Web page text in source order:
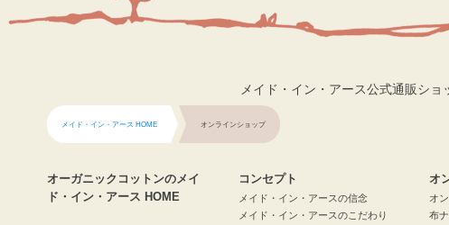
メイド・イン・アース公式通販シ
メイド・イン・アース HOME オンラインショップ
オーガニックコットンのメイ
ド・イン・アース HOME
コンセプト
メイド・イン・アースの信念
メイド・イン・アースのこだわり
オ
オ
布